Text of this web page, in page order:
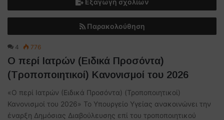
Παρακολούθηση
4 776
Ο περί Ιατρών (Ειδικά Προσόντα)
(Τροποποιητικοί) Κανονισμοί του 2026
«Ο περί Ιατρών (Ειδικά Προσόντα) (Τροποποιητικοί)
Κανονισμοί του 2026» Το Υπουργείο Υγείας ανακοινώνει την
έναρξη Δημόσιας Διαβούλευσης επί του τροποποιητικού